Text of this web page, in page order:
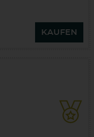
KAUFEN